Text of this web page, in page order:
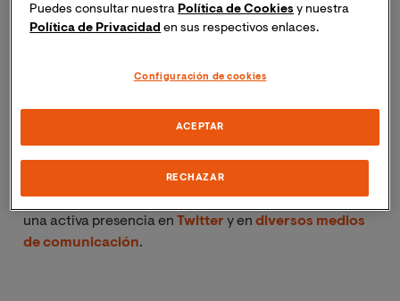
Su tesis doctoral trata sobre “Ritmicidad circadiana y
características de personalidad en pacientes con
Investigación y Tratamientos en Psicopatología y Salud
Maestría Oficial en Gerontología y
ACPde VIU. El Dr. Mateu es un ávido divulgador, con
una activa presencia en Twitter y en diversos medios
de comunicación.
Puedes consultar nuestra Política de Cookies y nuestra
Política de Privacidad en sus respectivos enlaces.
Configuración de cookies
RECHAZAR
ACEPTAR